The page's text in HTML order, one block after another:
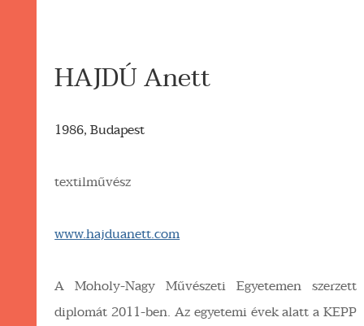
HAJDÚ Anett
1986, Budapest
textilművész
www.hajduanett.com
A Moholy-Nagy Művészeti Egyetemen szerzett
diplomát 2011-ben. Az egyetemi évek alatt a KEPP